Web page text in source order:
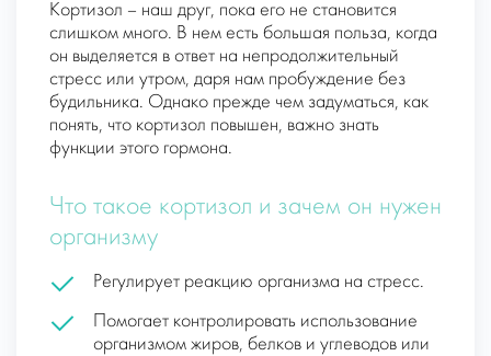
Кортизол – наш друг, пока его не становится
слишком много. В нем есть большая польза, когда
он выделяется в ответ на непродолжительный
стресс или утром, даря нам пробуждение без
будильника. Однако прежде чем задуматься, как
понять, что кортизол повышен, важно знать
функции этого гормона.
Что такое кортизол и зачем он нужен
организму
Регулирует реакцию организма на стресс.
Помогает контролировать использование
организмом жиров, белков и углеводов или